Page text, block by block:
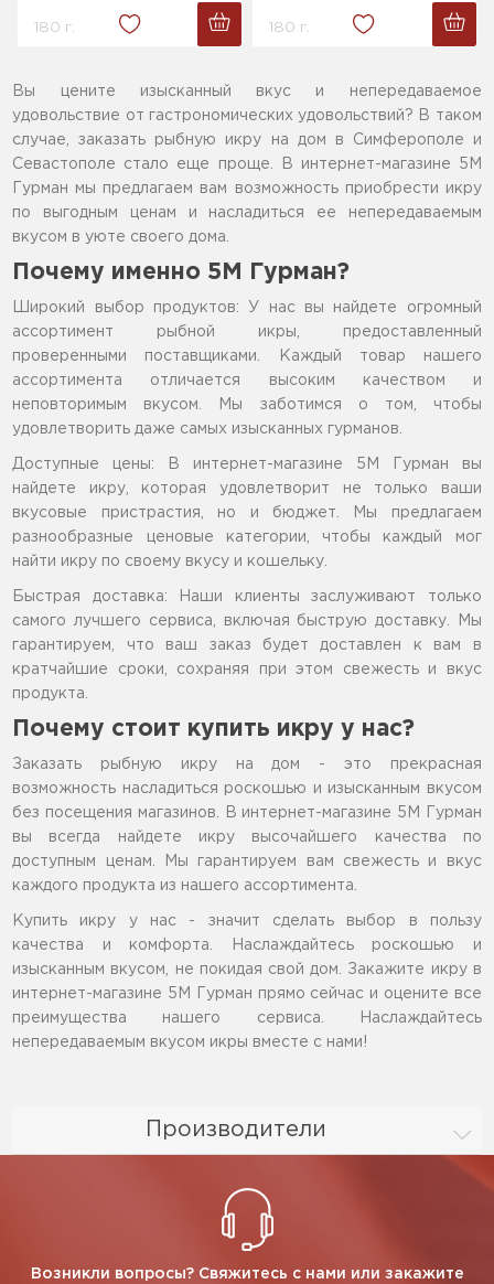
Производители
180 г. 180 г.
Вы цените изысканный вкус и непередаваемое
удовольствие от гастрономических удовольствий? В таком
случае, заказать рыбную икру на дом в Симферополе и
Севастополе стало еще проще. В интернет-магазине 5М
Гурман мы предлагаем вам возможность приобрести икру
по выгодным ценам и насладиться ее непередаваемым
вкусом в уюте своего дома.
Почему именно 5М Гурман?
Широкий выбор продуктов: У нас вы найдете огромный
ассортимент рыбной икры, предоставленный
проверенными поставщиками. Каждый товар нашего
ассортимента отличается высоким качеством и
неповторимым вкусом. Мы заботимся о том, чтобы
удовлетворить даже самых изысканных гурманов.
Доступные цены: В интернет-магазине 5М Гурман вы
найдете икру, которая удовлетворит не только ваши
вкусовые пристрастия, но и бюджет. Мы предлагаем
разнообразные ценовые категории, чтобы каждый мог
найти икру по своему вкусу и кошельку.
Быстрая доставка: Наши клиенты заслуживают только
самого лучшего сервиса, включая быструю доставку. Мы
гарантируем, что ваш заказ будет доставлен к вам в
кратчайшие сроки, сохраняя при этом свежесть и вкус
продукта.
Почему стоит купить икру у нас?
Заказать рыбную икру на дом - это прекрасная
возможность насладиться роскошью и изысканным вкусом
без посещения магазинов. В интернет-магазине 5М Гурман
вы всегда найдете икру высочайшего качества по
доступным ценам. Мы гарантируем вам свежесть и вкус
каждого продукта из нашего ассортимента.
Купить икру у нас - значит сделать выбор в пользу
качества и комфорта. Наслаждайтесь роскошью и
изысканным вкусом, не покидая свой дом. Закажите икру в
интернет-магазине 5М Гурман прямо сейчас и оцените все
преимущества нашего сервиса. Наслаждайтесь
непередаваемым вкусом икры вместе с нами!
Возникли вопросы? Свяжитесь с нами или закажите